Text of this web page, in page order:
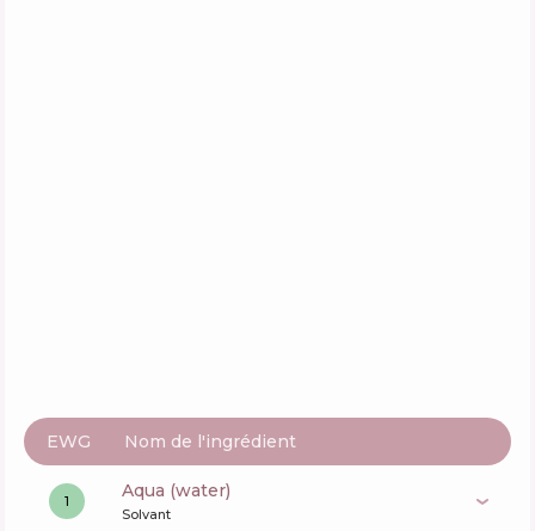
EWG Nom de l'ingrédient
1 aqua (water)
Solvant